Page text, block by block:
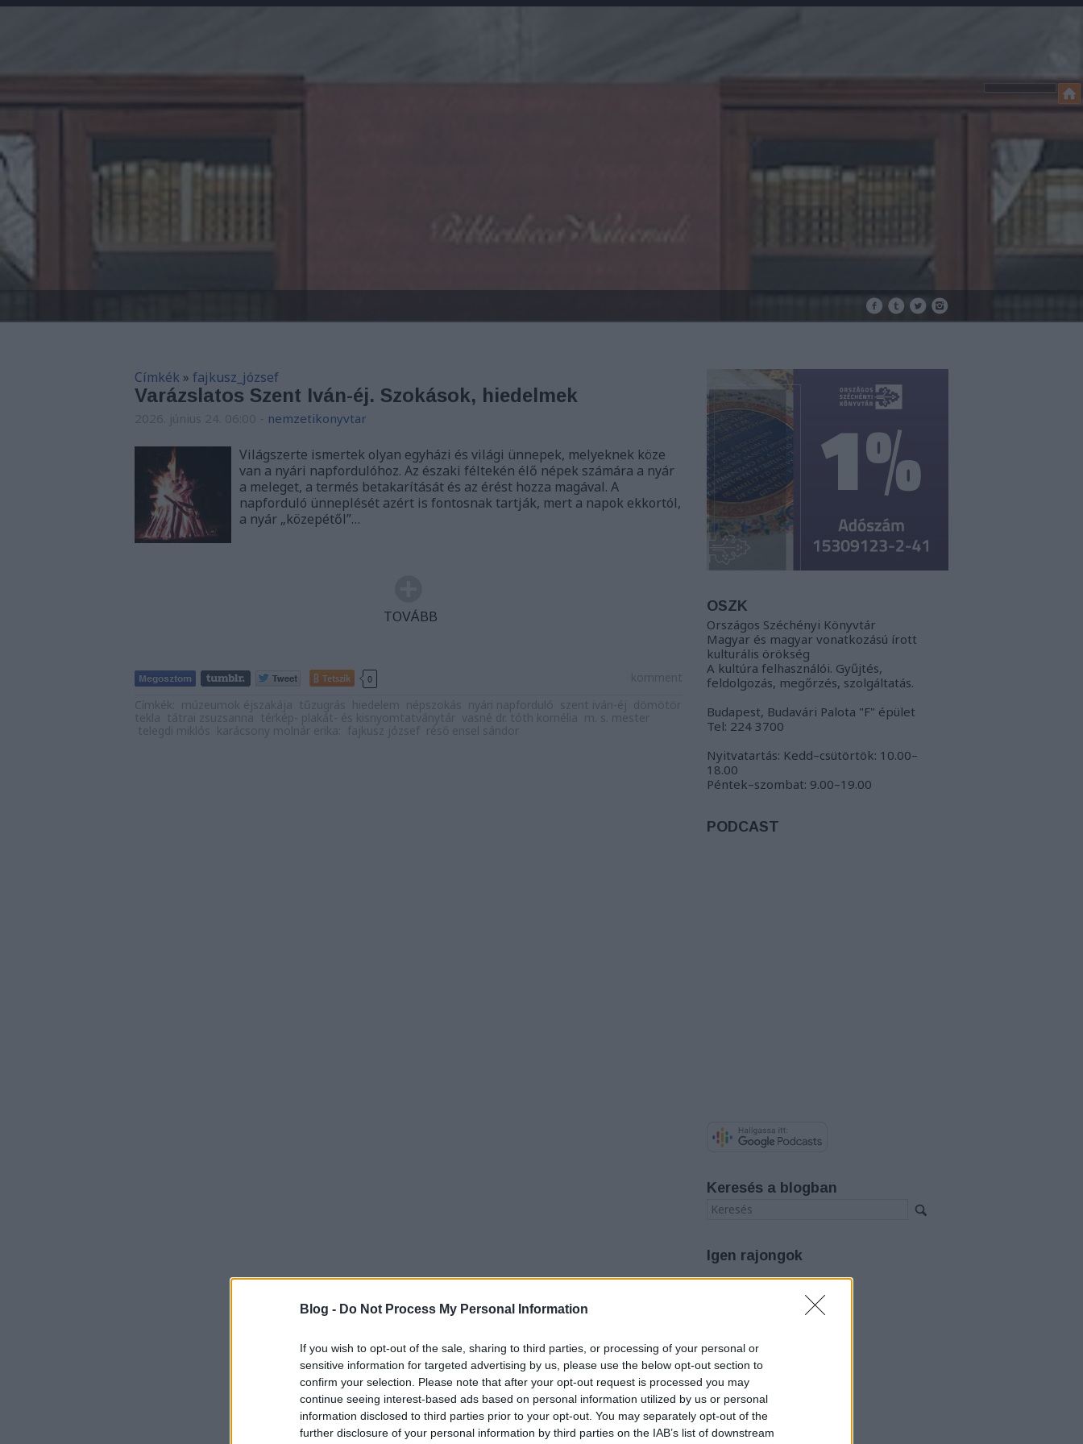
Blog - Do Not Process My Personal Information
If you wish to opt-out of the sale, sharing to third parties, or processing of your personal or
sensitive information for targeted advertising by us, please use the below opt-out section to
confirm your selection. Please note that after your opt-out request is processed you may
continue seeing interest-based ads based on personal information utilized by us or personal
information disclosed to third parties prior to your opt-out. You may separately opt-out of the
further disclosure of your personal information by third parties on the IAB’s list of downstream
Címkék » fajkusz_józsef
Varázslatos Szent Iván-éj. Szokások, hiedelmek
nemzetikonyvtar
Világszerte ismertek olyan egyházi és világi ünnepek, melyeknek köze
van a nyári napfordulóhoz. Az északi féltekén élő népek számára a nyár
a meleget, a termés betakarítását és az érést hozza magával. A
napforduló ünneplését azért is fontosnak tartják, mert a napok ekkortól,
a nyár „közepétől”…
TOVÁBB
Tetszik 0
OSZK
Országos Széchényi Könyvtár
Magyar és magyar vonatkozású írott
kulturális örökség
A kultúra felhasználói. Gyűjtés,
feldolgozás, megőrzés, szolgáltatás.
Budapest, Budavári Palota "F" épület
Tel: 224 3700
Nyitvatartás: Kedd–csütörtök: 10.00–
18.00
Péntek–szombat: 9.00–19.00
PODCAST
Keresés a blogban
Igen rajongok
3)
2026 június
2026 május
2026 március
2026 február
2026 január
2025 december